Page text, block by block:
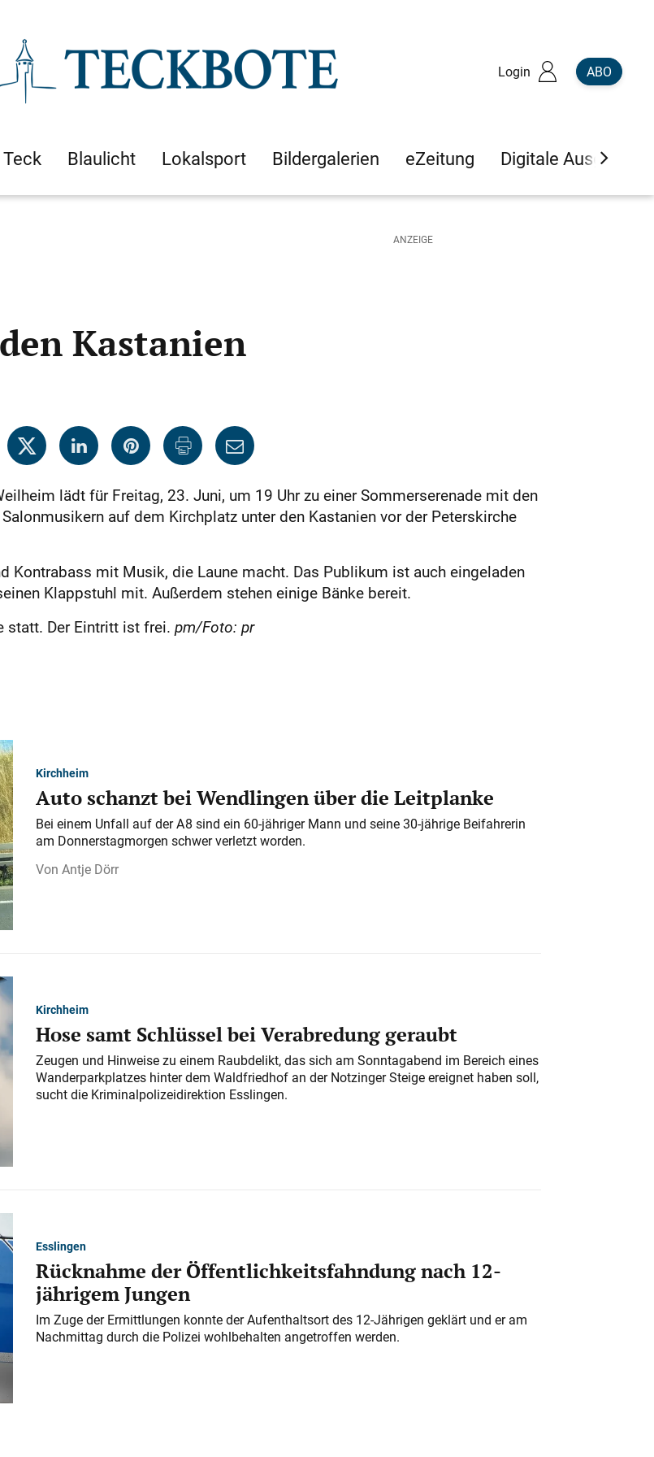
Login ABO
Blaulicht Lokalsport Bildergalerien eZeitung Digitale Ausgaben
Kastanien
lädt für Freitag, 23. Juni, um 19 Uhr zu einer Sommerserenade mit den
auf dem Kirchplatz unter den ­Kastanien vor der Peterskirche
Kontrabass mit Musik, die Laune macht. Das Publikum ist auch eingeladen
Klappstuhl mit. Außerdem stehen einige Bänke bereit.
statt. Der Eintritt ist frei. pm/Foto: pr
Kirchheim
Auto schanzt bei Wendlingen über die Leitplanke
Bei einem Unfall auf der A 8 sind ein 60-jähriger Mann und seine 30-jährige Beifahrerin
am Donnerstagmorgen schwer verletzt worden.
Antje Dörr
Kirchheim
Hose samt Schlüssel bei Verabredung geraubt
Zeugen und Hinweise zu einem Raubdelikt, das sich am Sonntagabend im Bereich eines
Wanderparkplatzes hinter dem Waldfriedhof an der Notzinger Steige ereignet haben soll,
sucht die Kriminalpolizeidirektion Esslingen.
Esslingen
Rücknahme der Öffentlichkeitsfahndung nach 12-
jährigem Jungen
Im Zuge der Ermittlungen konnte der Aufenthaltsort des 12-Jährigen geklärt und er am
Nachmittag durch die Polizei wohlbehalten angetroffen werden.